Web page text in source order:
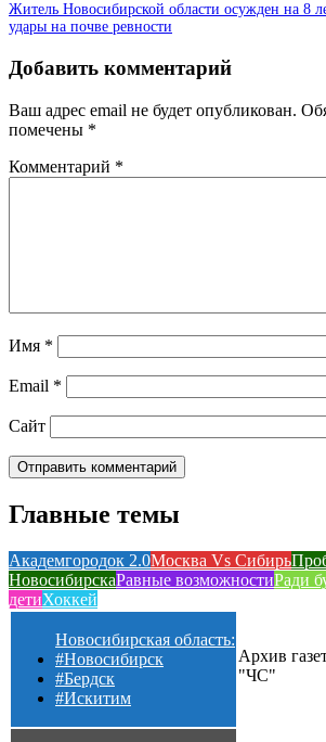
Житель Новосибирской области осужден на 8
удары на почве ревности
Добавить комментарий
Ваш адрес email не будет опубликован.
помечены *
Комментарий *
Имя *
Email *
Сайт
Главные темы
Академгородок 2.0Москва Vs Сибирь
НовосибирскаРавные возможностиРади
детиХоккей
Новосибирская область:
#Новосибирск
#Бердск
#Искитим
Архив
"ЧС"